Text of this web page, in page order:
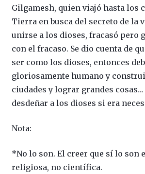
Gilgamesh, quien viajó hasta los
Tierra en busca del secreto de la
unirse a los dioses, fracasó pero
con el fracaso. Se dio cuenta de
ser como los dioses, entonces
gloriosamente humano y
ciudades y lograr grandes
desdeñar a los dioses si era
Nota:
*No lo son. El creer que sí lo son
religiosa, no científica.